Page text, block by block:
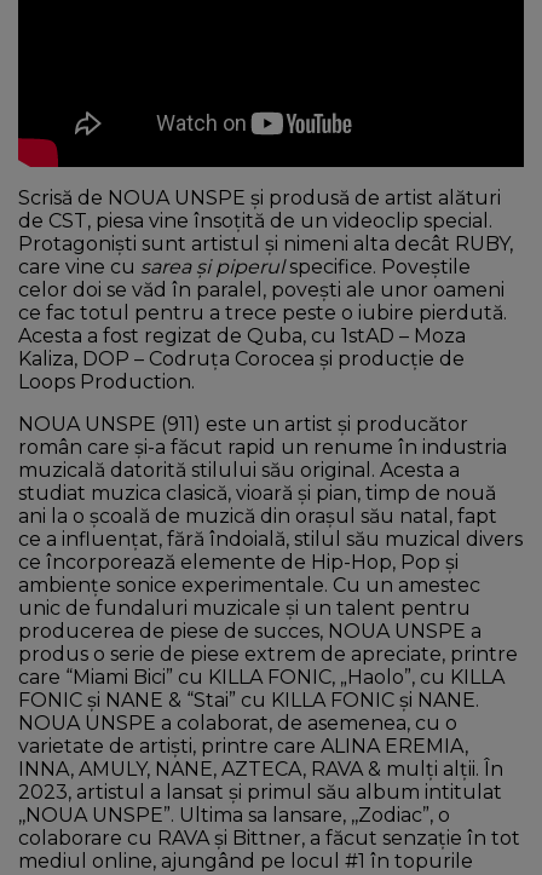
Scrisă de NOUA UNSPE și produsă de artist alături
de CST, piesa vine însoțită de un videoclip special.
Protagoniști sunt artistul și nimeni alta decât RUBY,
care vine cu sarea și piperulspecifice. Poveștile
celor doi se văd în paralel, povești ale unor oameni
ce fac totul pentru a trece peste o iubire pierdută.
Acesta a fost regizat de Quba, cu 1stAD – Moza
Kaliza, DOP – Codruța Corocea și producție de
Loops Production.
NOUA UNSPE (911) este un artist și producător
român care și-a făcut rapid un renume în industria
muzicală datorită stilului său original. Acesta a
studiat muzica clasică, vioară și pian, timp de nouă
ani la o școală de muzică din orașul său natal, fapt
ce a influențat, fără îndoială, stilul său muzical divers
ce încorporează elemente de Hip-Hop, Pop și
ambiențe sonice experimentale. Cu un amestec
unic de fundaluri muzicale și un talent pentru
producerea de piese de succes, NOUA UNSPE a
produs o serie de piese extrem de apreciate, printre
care “Miami Bici” cu KILLA FONIC, „Haolo”, cu KILLA
FONIC și NANE & “Stai” cu KILLA FONIC și NANE.
NOUA UNSPE a colaborat, de asemenea, cu o
varietate de artiști, printre care ALINA EREMIA,
INNA, AMULY, NANE, AZTECA, RAVA & mulți alții. În
2023, artistul a lansat și primul său album intitulat
,,NOUA UNSPE”. Ultima sa lansare, ,,Zodiac”, o
colaborare cu RAVA și Bittner, a făcut senzație în tot
mediul online, ajungând pe locul #1 în topurile